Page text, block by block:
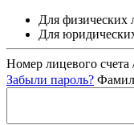
Для физических
Для
Номер лицевого счета
Забыли пароль?